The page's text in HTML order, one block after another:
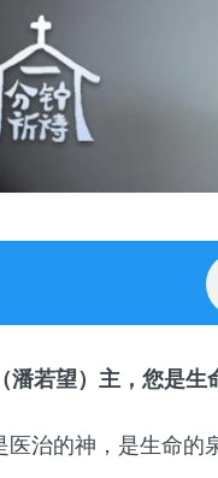
潘若望） 主，您是生
医治的神，是生命的